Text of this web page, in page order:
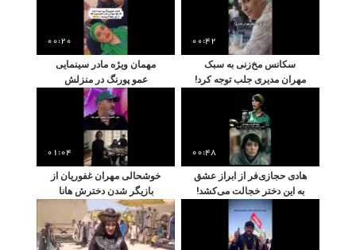
00:42
سکانس مخ‌زنی به سبک
مهران مدیری جلب توجه کرد!
00:20
مهمان ویژه مادر سینمایی
عمو پورنگ در منزلش
00:48
هادی حجازی‌فر از ابراز عشق
به این دختر خجالت می‌کشد!
01:04
خوشحالی مهران غفوریان از
بازیگر شدن دخترش هانا